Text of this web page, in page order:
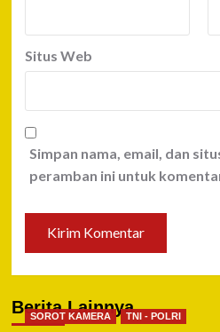
Situs Web
Simpan nama, email, dan
peramban ini untuk
Berita Lainnya
SOROT KAMERA TNI - POLRI